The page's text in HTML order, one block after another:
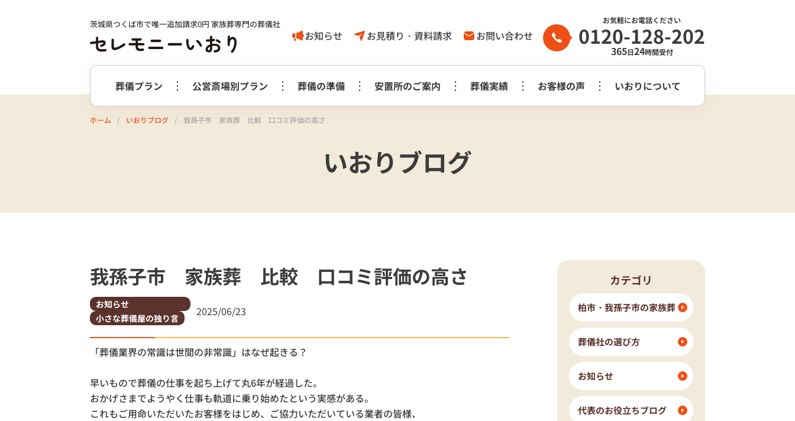
茨城県つくば市で唯一追加請求0円 家族葬専門の葬儀社
お知らせ お見積り・資料請求 お問い合わせ
お気軽にお電話ください
0120-128-202
365日24時間受付
葬儀プラン
家族葬1日プラン
白木祭壇プラン
公営斎場別プラン
つくばメモリアルホール
牛久市 阿見町 龍ケ崎市
土浦市
土浦市営斎場
我孫子市
ウイングホール柏斎場
葬儀の準備
葬儀の豆知識
事前相談に
葬儀社はどう
安置所のご案内 葬儀実績 お客様の声 いおりについて
葬儀に対する
考え方
いおり公式
ホーム いおりブログ 我孫子市 家族葬 比較 口コミ評価の高さ
いおりブログ
我孫子市 家族葬 比較 口コミ評価の高さ
お知らせ
小さな葬儀屋の独り言
2025/06/23
「葬儀業界の常識は世間の非常識」はなぜ起きる？
早いもので葬儀の仕事を起ち上げて丸6年が経過した。
おかげさまでようやく仕事も軌道に乗り始めたという実感がある。
これもご用命いただいたお客様をはじめ、ご協力いただいている業者の皆様、
カテゴリ
柏市・我孫子市の家族葬
葬儀社の選び方
お知らせ
代表のお役立ちブログ